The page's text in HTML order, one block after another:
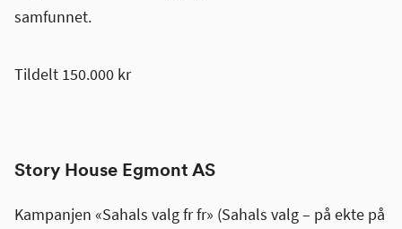
samfunnet.
Tildelt 150.000 kr
Story House Egmont AS
Kampanjen «Sahals valg fr fr» (Sahals valg – på ekte på